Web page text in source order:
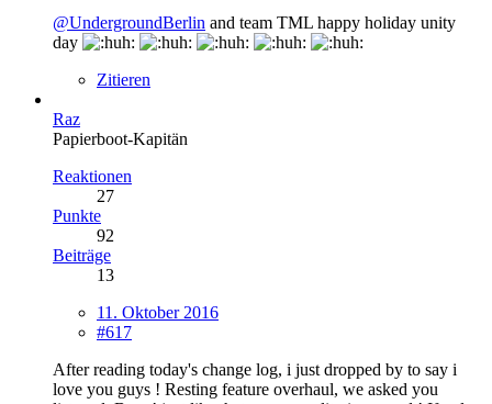
@UndergroundBerlin and team TML happy holiday unity
day
Zitieren
Raz
Papierboot-Kapitän
Reaktionen
27
Punkte
92
Beiträge
13
11. Oktober 2016
#617
After reading today's change log, i just dropped by to say i
love you guys ! Resting feature overhaul, we asked you